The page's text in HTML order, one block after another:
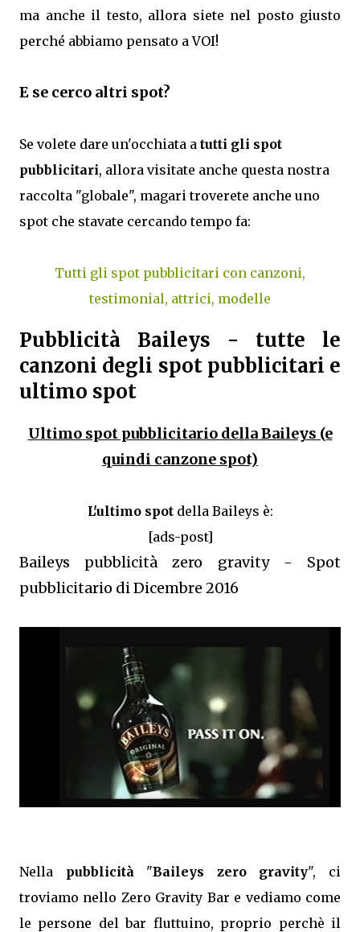
ma anche il testo, allora siete nel posto giusto
perché abbiamo pensato a VOI!
E se cerco altri spot?
Se volete dare un'occhiata a tutti gli spot
pubblicitari, allora visitate anche questa nostra
raccolta "globale", magari troverete anche uno
spot che stavate cercando tempo fa:
Tutti gli spot pubblicitari con canzoni,
testimonial, attrici, modelle
Pubblicità Baileys - tutte le
canzoni degli spot pubblicitari e
ultimo spot
Ultimo spot pubblicitario della Baileys (e
quindi canzone spot)
L'ultimo spot della Baileys è:
[ads-post]
Baileys pubblicità zero gravity - Spot
pubblicitario di Dicembre 2016
Nella pubblicità "Baileys zero gravity", ci
troviamo nello Zero Gravity Bar e vediamo come
le persone del bar fluttuino, proprio perchè il